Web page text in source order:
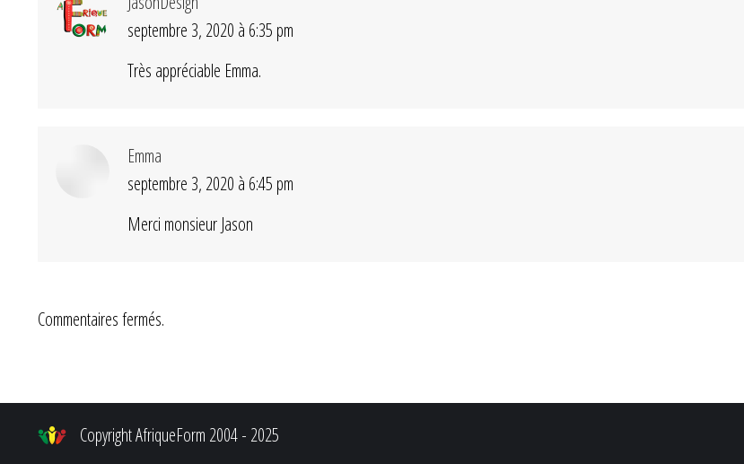
dit
septembre 3, 2020 à 6:35 pm
Très appréciable Emma.
Emma
dit
septembre 3, 2020 à 6:45 pm
Merci monsieur Jason
Commentaires fermés.
Copyright AfriqueForm 2004 - 2025